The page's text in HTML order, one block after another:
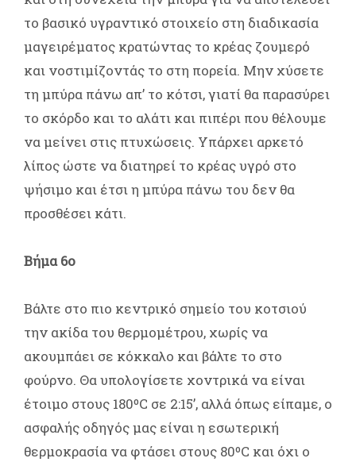
το βασικό υγραντικό στοιχείο στη διαδικασία
μαγειρέματος κρατώντας το κρέας ζουμερό
και νοστιμίζοντάς το στη πορεία. Μην χύσετε
τη μπύρα πάνω απ’ το κότσι, γιατί θα παρασύρει
το σκόρδο και το αλάτι και πιπέρι που θέλουμε
να μείνει στις πτυχώσεις. Υπάρχει αρκετό
λίπος ώστε να διατηρεί το κρέας υγρό στο
ψήσιμο και έτσι η μπύρα πάνω του δεν θα
προσθέσει κάτι.
Βήμα 6ο
Βάλτε στο πιο κεντρικό σημείο του κοτσιού
την ακίδα του θερμομέτρου, χωρίς να
ακουμπάει σε κόκκαλο και βάλτε το στο
φούρνο. Θα υπολογίσετε χοντρικά να είναι
έτοιμο στους 180ºC σε 2:15’, αλλά όπως είπαμε, ο
ασφαλής οδηγός μας είναι η εσωτερική
θερμοκρασία να φτάσει στους 80ºC και όχι ο